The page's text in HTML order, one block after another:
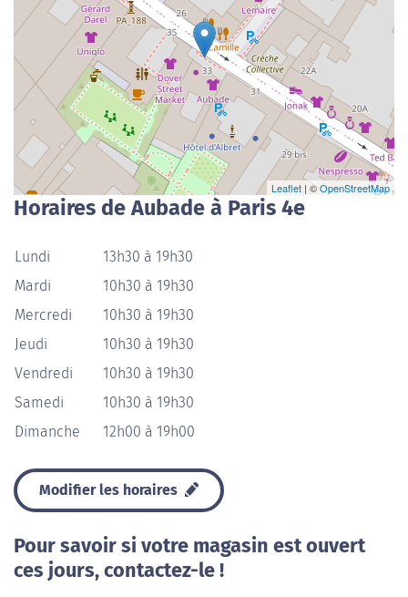
Leaflet | ©OpenStreetMap
Horaires de Aubade à Paris 4e
Lundi
13h30 à 19h30
Mardi
10h30 à 19h30
Mercredi
10h30 à 19h30
Jeudi
10h30 à 19h30
Vendredi
10h30 à 19h30
Samedi
10h30 à 19h30
Dimanche
12h00 à 19h00
Modifier les horaires
Pour savoir si votre magasin est ouvert
ces jours, contactez-le !